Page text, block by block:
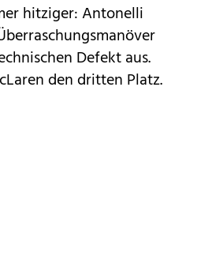
hitziger: Antonelli
Defekt aus.
den dritten Platz.